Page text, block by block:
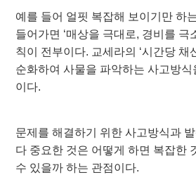
예를 들어 얼핏 복잡해 보이기만 하
들어가면 ‘매상을 극대로, 경비를 극
칙이 전부이다. 교세라의 ‘시간당 채
순화하여 사물을 파악하는 사고방식
이다.
문제를 해결하기 위한 사고방식과
다 중요한 것은 어떻게 하면 복잡한
수 있을까 하는 관점이다.